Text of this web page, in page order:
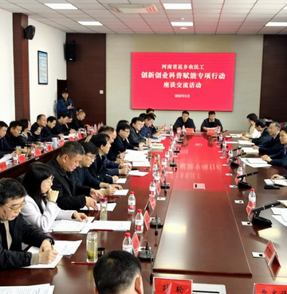
央博 非遗 文化 旅游 科普 健康 乐
超级工厂 颜选攻略
热播榜 总台企业白名单